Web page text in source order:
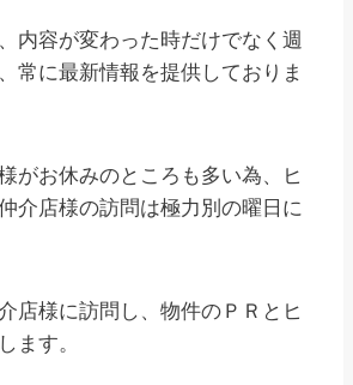
内容が変わった時だけでなく週
常に最新情報を提供しておりま
がお休みのところも多い為、ヒ
介店様の訪問は極力別の曜日に
店様に訪問し、物件のＰＲとヒ
ます。